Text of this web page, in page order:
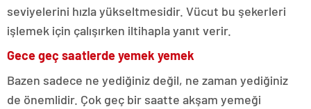
seviyelerini hızla yükseltmesidir. Vücut bu şekerleri
işlemek için çalışırken iltihapla yanıt verir.
Gece geç saatlerde yemek yemek
Bazen sadece ne yediğiniz değil, ne zaman yediğiniz
de önemlidir. Çok geç bir saatte akşam yemeği